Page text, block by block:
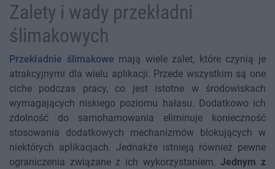
Zalety i wady przekładni
ślimakowych
Przekładnie ślimakowe mają wiele zalet, które czynią je
atrakcyjnymi dla wielu aplikacji. Przede wszystkim są one
ciche podczas pracy, co jest istotne w środowiskach
wymagających niskiego poziomu hałasu. Dodatkowo ich
zdolność do samohamowania eliminuje konieczność
stosowania dodatkowych mechanizmów blokujących w
niektórych aplikacjach. Jednakże istnieją również pewne
ograniczenia związane z ich wykorzystaniem.Jednym z